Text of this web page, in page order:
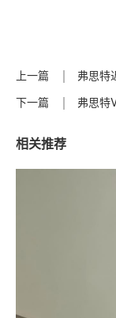
上一篇
弗思特
下一篇
弗思特
相关推荐